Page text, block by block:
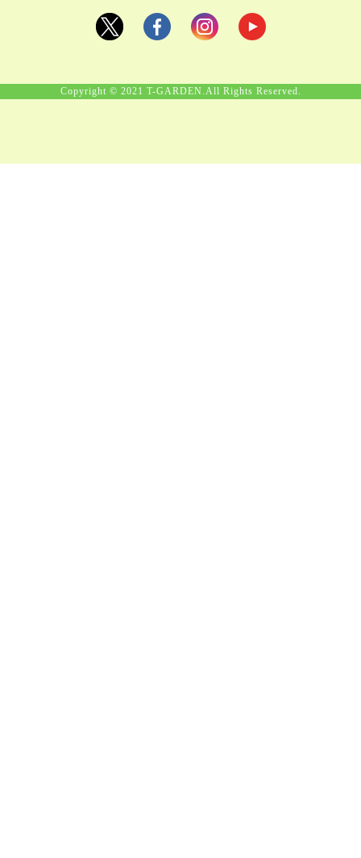
Copyright © 2021 T-GARDEN.All Rights Reserved.